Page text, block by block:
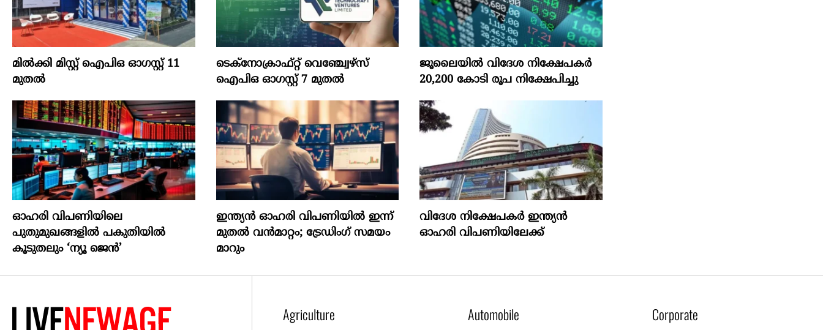
മില്‍ക്കി മിസ്റ്റ്‌ ഐപിഒ ഓഗസ്റ്റ്‌ 11
മുതല്‍
ടെക്‌നോക്രാഫ്‌റ്റ്‌ വെഞ്ച്വേഴ്‌സ്‌
ഐപിഒ ഓഗസ്റ്റ്‌ 7 മുതല്‍
ജൂലൈയില്‍ വിദേശ നിക്ഷേപകര്‍
20,200 കോടി രൂപ നിക്ഷേപിച്ചു
ഓഹരി വിപണിയിലെ
പുതുമുഖങ്ങളിൽ പകുതിയിൽ
കൂടുതലും ‘ന്യൂ ജെൻ’
ഇന്ത്യൻ ഓഹരി വിപണിയിൽ ഇന്ന്
മുതൽ വൻമാറ്റം; ട്രേഡിംഗ് സമയം
മാറും
വിദേശ നിക്ഷേപകര്‍ ഇന്ത്യൻ
ഓഹരി വിപണിയിലേക്ക്
Agriculture Automobile
Corporate